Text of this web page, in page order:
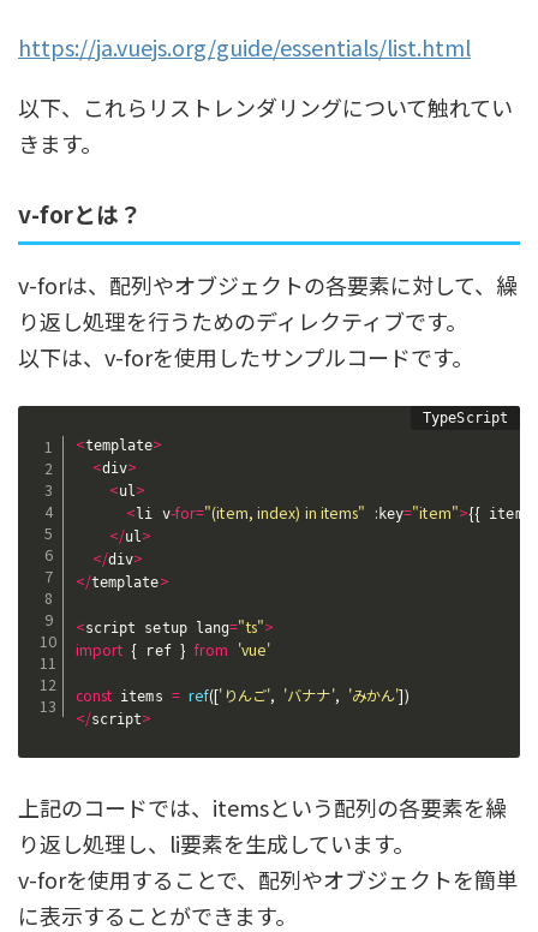
https://ja.vuejs.org/guide/essentials/list.html
以下、これらリストレンダリングについて触れてい
きます。
v-forとは？
v-forは、配列やオブジェクトの各要素に対して、繰
り返し処理を行うためのディレクティブです。
以下は、v-forを使用したサンプルコードです。
<template>
<div>
<ul>
< li v-for="(item, index) in items" : key="item">{{ item
</ul>
</div>
</template>
<script setup lang="ts">
import { ref } from 'vue'
const items = ref(['りんご', 'バナナ', 'みかん'])
</script>
上記のコードでは、itemsという配列の各要素を繰
り返し処理し、li要素を生成しています。
v-forを使用することで、配列やオブジェクトを簡単
に表示することができます。